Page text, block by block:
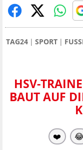
TAG24 SPORT
HSV-
BAUT AUF
❤️ 😂